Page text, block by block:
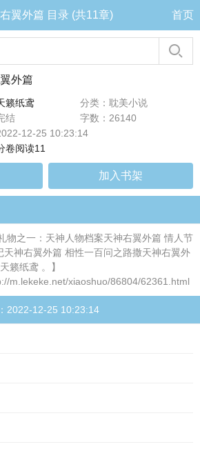
翼外篇 目录 (共11章) 首页
外篇
籁纸鸢
分类：耽美小说
结
字数：26140
12-25 10:23:14
卷阅读11
加入书架
物之一：天神人物档案天神右翼外篇 情人节
神右翼外篇 相性一百问之路撒天神右翼外
籁纸鸢 。】
m.lekeke.net/xiaoshuo/86804/62361.html
2022-12-25 10:23:14